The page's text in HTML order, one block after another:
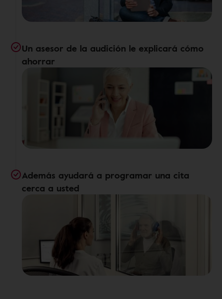
Un asesor de la audición le explicará cómo
ahorrar
Además ayudará a programar una cita
cerca a usted